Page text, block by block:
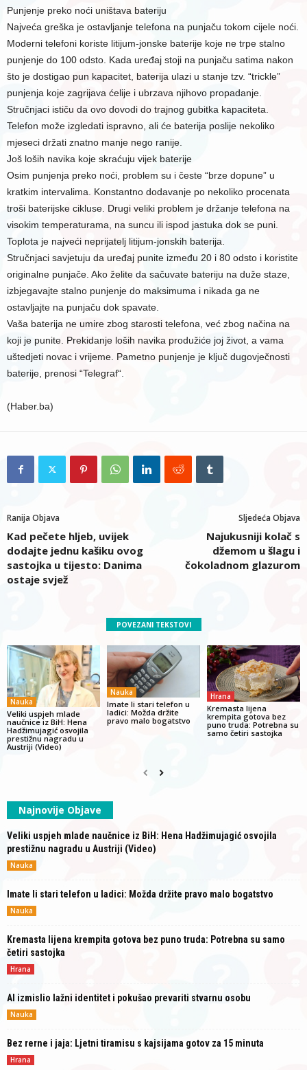
Punjenje preko noći uništava bateriju
Najveća greška je ostavljanje telefona na punjaču tokom cijele noći.
Moderni telefoni koriste litijum-jonske baterije koje ne trpe stalno
punjenje do 100 odsto. Kada uređaj stoji na punjaču satima nakon
što je dostigao pun kapacitet, baterija ulazi u stanje tzv. “trickle”
punjenja koje zagrijava ćelije i ubrzava njihovo propadanje.
Stručnjaci ističu da ovo dovodi do trajnog gubitka kapaciteta.
Telefon može izgledati ispravno, ali će baterija poslije nekoliko
mjeseci držati znatno manje nego ranije.
Još loših navika koje skraćuju vijek baterije
Osim punjenja preko noći, problem su i česte “brze dopune” u
kratkim intervalima. Konstantno dodavanje po nekoliko procenata
troši baterijske cikluse. Drugi veliki problem je držanje telefona na
visokim temperaturama, na suncu ili ispod jastuka dok se puni.
Toplota je najveći neprijatelj litijum-jonskih baterija.
Stručnjaci savjetuju da uređaj punite između 20 i 80 odsto i koristite
originalne punjače. Ako želite da sačuvate bateriju na duže staze,
izbjegavajte stalno punjenje do maksimuma i nikada ga ne
ostavljajte na punjaču dok spavate.
Vaša baterija ne umire zbog starosti telefona, već zbog načina na
koji je punite. Prekidanje loših navika produžiće joj život, a vama
uštedjeti novac i vrijeme. Pametno punjenje je ključ dugovječnosti
baterije, prenosi “Telegraf“.
(Haber.ba)
Ranija Objava
Kad pečete hljeb, uvijek
dodajte jednu kašiku ovog
sastojka u tijesto: Danima
ostaje svjež
Sljedeća Objava
Najukusniji kolač s
džemom u šlagu i
čokoladnom glazurom
POVEZANI TEKSTOVI
Nauka
Veliki uspjeh mlade
naučnice iz BiH: Hena
Hadžimujagić osvojila
prestižnu nagradu u
Austriji (Video)
Nauka
Imate li stari telefon u
ladici: Možda držite
pravo malo bogatstvo
Hrana
Kremasta lijena
krempita gotova bez
puno truda: Potrebna su
samo četiri sastojka
Najnovije Objave
Veliki uspjeh mlade naučnice iz BiH: Hena Hadžimujagić osvojila
prestižnu nagradu u Austriji (Video)
Nauka
Imate li stari telefon u ladici: Možda držite pravo malo bogatstvo
Nauka
Kremasta lijena krempita gotova bez puno truda: Potrebna su samo
četiri sastojka
Hrana
AI izmislio lažni identitet i pokušao prevariti stvarnu osobu
Nauka
Bez rerne i jaja: Ljetni tiramisu s kajsijama gotov za 15 minuta
Hrana